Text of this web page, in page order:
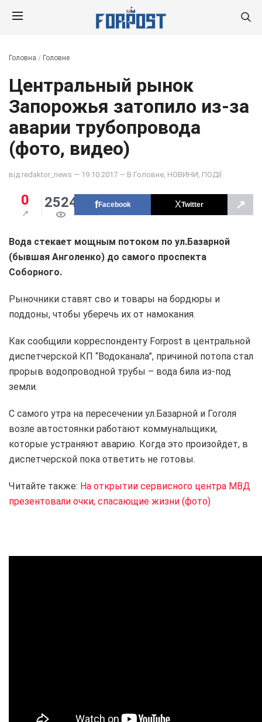
Головна / Головне
Центральный рынок
Запорожья затопило из-за
аварии трубопровода
(фото, видео)
від redaktor_news — 19.10.2017 — В Головне НОВИНИ ПОДІЇ
0 2524 Facebook Twitter ↗
Вода стекает мощным потоком по ул.Базарной
(бывшая Анголенко) до самого проспекта
Соборного.
Рыночники ставят сво и товары на бордюры и
поддоны, чтобы уберечь их от намокания.
Как сообщили корреспонденту Forpost в центральной
диспетчерской КП “Водоканала”, причиной потопа стал
прорыв водопроводной трубы – вода била из-под
земли.
С самого утра на пересечении ул.Базарной и Гоголя
возле автостоянки работают коммунальщики,
которые устраняют аварию. Когда это произойдет, в
диспетчерской пока ответить не готовы.
Читайте также: На открытии сервисного центра МВД
презентовали очки, спасающие жизни (фото)